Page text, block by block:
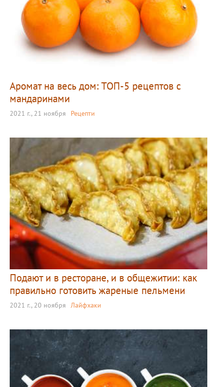
Аромат на весь дом: ТОП-5 рецептов с
мандаринами
2021 г., 21 ноября Рецепти
Подают и в ресторане, и в общежитии: как
правильно готовить жареные пельмени
2021 г., 20 ноября Лайфхаки